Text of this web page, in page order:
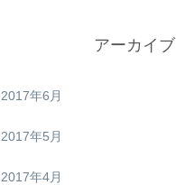
アーカイブ
2017年6月
2017年5月
2017年4月